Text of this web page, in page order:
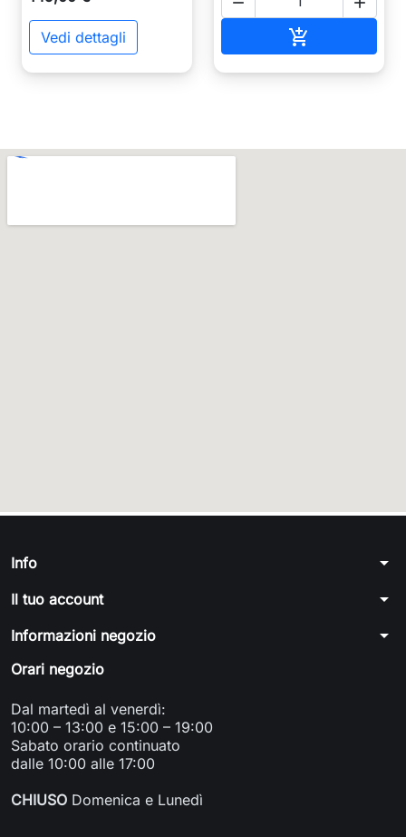
Vedi dettagli 
Info arrow_drop_down
Il tuo account arrow_drop_down
Informazioni negozio arrow_drop_down
Orari negozio
Dal martedì al venerdì:
10:00 – 13:00 e 15:00 – 19:00
Sabato orario continuato
dalle 10:00 alle 17:00
CHIUSO Domenica e Lunedì